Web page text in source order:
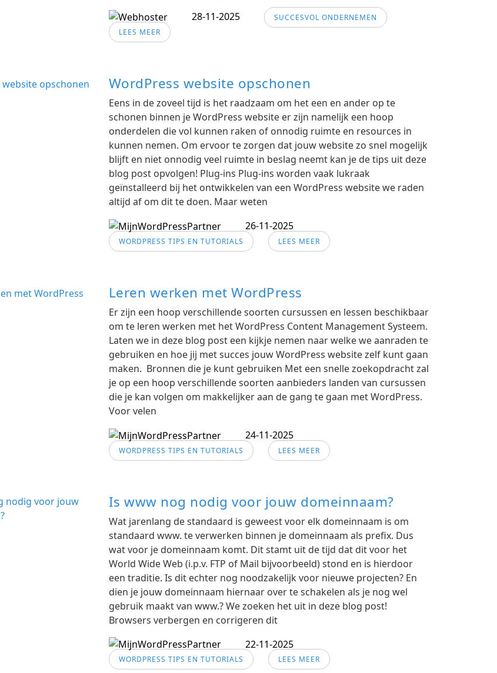
28-11-2025
SUCCESVOL ONDERNEMEN
LEES MEER
WordPress website opschonen
Eens in de zoveel tijd is het raadzaam om het een en ander op te
schonen binnen je WordPress website er zijn namelijk een hoop
onderdelen die vol kunnen raken of onnodig ruimte en resources in
kunnen nemen. Om ervoor te zorgen dat jouw website zo snel mogelijk
blijft en niet onnodig veel ruimte in beslag neemt kan je de tips uit deze
blog post opvolgen! Plug-ins Plug-ins worden vaak lukraak
geïnstalleerd bij het ontwikkelen van een WordPress website we raden
altijd af om dit te doen. Maar weten
26-11-2025
WORDPRESS TIPS EN TUTORIALS LEES MEER
Leren werken met WordPress
Er zijn een hoop verschillende soorten cursussen en lessen beschikbaar
om te leren werken met het WordPress Content Management Systeem.
Laten we in deze blog post een kijkje nemen naar welke we aanraden te
gebruiken en hoe jij met succes jouw WordPress website zelf kunt gaan
maken. Bronnen die je kunt gebruiken Met een snelle zoekopdracht zal
je op een hoop verschillende soorten aanbieders landen van cursussen
die je kan volgen om makkelijker aan de gang te gaan met WordPress.
Voor velen
24-11-2025
WORDPRESS TIPS EN TUTORIALS LEES MEER
Is www nog nodig voor jouw domeinnaam?
Wat jarenlang de standaard is geweest voor elk domeinnaam is om
standaard www. te verwerken binnen je domeinnaam als prefix. Dus
wat voor je domeinnaam komt. Dit stamt uit de tijd dat dit voor het
World Wide Web (i.p.v. FTP of Mail bijvoorbeeld) stond en is hierdoor
een traditie. Is dit echter nog noodzakelijk voor nieuwe projecten? En
dien je jouw domeinnaam hiernaar over te schakelen als je nog wel
gebruik maakt van www.? We zoeken het uit in deze blog post!
Browsers verbergen en corrigeren dit
22-11-2025
WORDPRESS TIPS EN TUTORIALS LEES MEER